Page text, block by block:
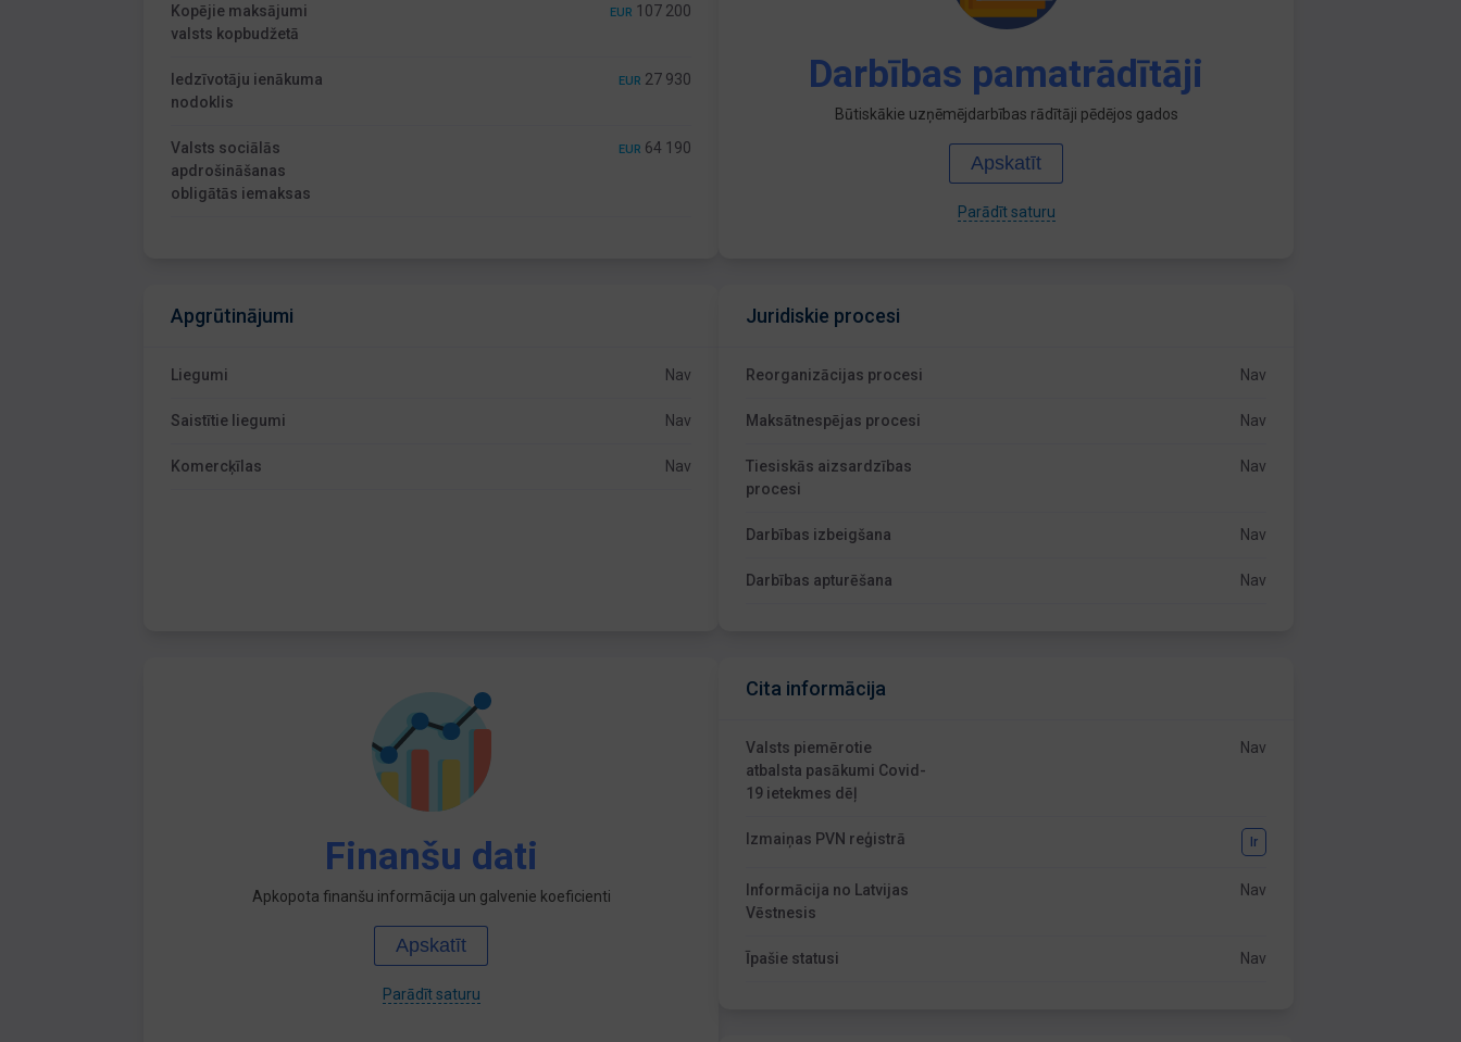
Kopējie maksājumi
valsts kopbudžetā
EUR 107 200
Iedzīvotāju ienākuma
nodoklis
EUR 27 930
Valsts sociālās
apdrošināšanas
obligātās iemaksas
EUR 64 190
Darbības pamatrādītāji
Būtiskākie uzņēmējdarbības rādītāji pēdējos gados
Apskatīt
Parādīt saturu
Apgrūtinājumi
Liegumi Nav
Saistītie liegumi Nav
Komercķīlas Nav
Juridiskie procesi
Reorganizācijas procesi Nav
Maksātnespējas procesi Nav
Tiesiskās aizsardzības
procesi
Nav
Darbības izbeigšana Nav
Darbības apturēšana Nav
Finanšu dati
Apkopota finanšu informācija un galvenie koeficienti
Apskatīt
Parādīt saturu
Cita informācija
Valsts piemērotie
atbalsta pasākumi Covid-
19 ietekmes dēļ
Nav
Izmaiņas PVN reģistrā Ir
Informācija no Latvijas
Vēstnesis
Nav
Īpašie statusi Nav